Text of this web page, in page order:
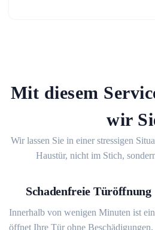
Mit diesem
wir
Wir lassen Sie in einer stressigen
Haustür, nicht im Stich,
Schadenfreie Türöffnung
Innerhalb von wenigen Minuten ist
öffnet Ihre Tür ohne Beschädigungen.